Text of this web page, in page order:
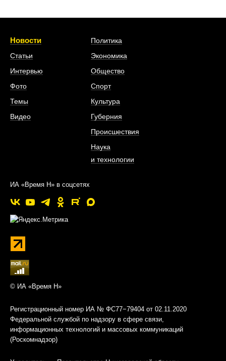
Новости
Статьи
Интервью
Фото
Темы
Видео
Политика
Экономика
Общество
Спорт
Культура
Губерния
Происшествия
Наука
и технологии
ИА «Время Н» в соцсетях
© ИА «Время Н»
Регистрационный номер ИА № ФС77−79404 от 02.11.2020
Федеральной службой по надзору в сфере связи,
информационных технологий и массовых коммуникаций
(Роскомнадзор)